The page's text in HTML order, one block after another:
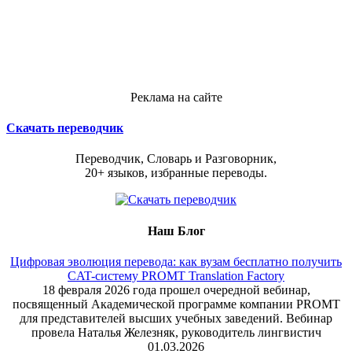
Реклама на сайте
Скачать переводчик
Переводчик, Словарь и Разговорник,
20+ языков, избранные переводы.
Наш Блог
Цифровая эволюция перевода: как вузам бесплатно получить
CAT-систему PROMT Translation Factory
18 февраля 2026 года прошел очередной вебинар,
посвященный Академической программе компании PROMT
для представителей высших учебных заведений. Вебинар
провела Наталья Железняк, руководитель лингвистич
01.03.2026